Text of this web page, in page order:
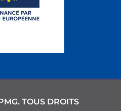
TOUS DROITS